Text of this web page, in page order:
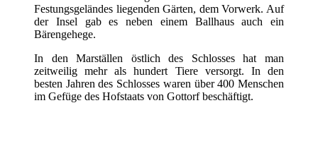
Festungsgeländes liegenden Gärten, dem Vorwerk. Auf
der Insel gab es neben einem Ballhaus auch ein
Bärengehege.
In den Marställen östlich des Schlosses hat man
zeitweilig mehr als hundert Tiere versorgt. In den
besten Jahren des Schlosses waren über 400 Menschen
im Gefüge des Hofstaats von Gottorf beschäftigt.